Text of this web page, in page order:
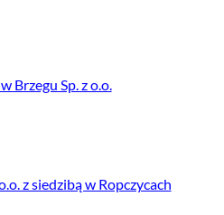
Brzegu Sp. z o.o.
z siedzibą w Ropczycach